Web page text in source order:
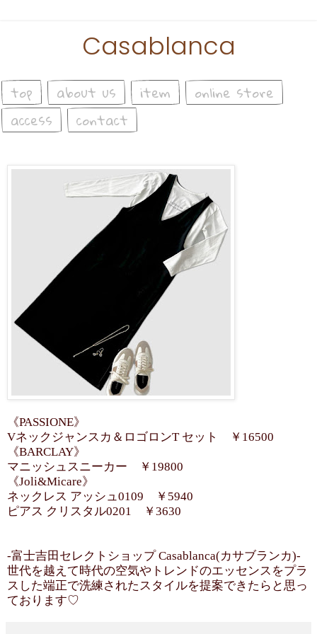
Casablanca
top about us item
online store
access
contact
《PASSIONE》
Vネックジャンスカ＆ロゴロンT セット ￥16500
《BARCLAY》
マニッシュスニーカー ￥19800
《Joli&Micare》
ネックレス アッシュ0109 ￥5940
ピアス クリスタル0201 ￥3630
-富士吉田セレクトショップ Casablanca(カサブランカ)-
世代を越えて時代の空気やトレンドのエッセンスをプラ
スした端正で洗練されたスタイルを提案できたらと思っ
ております♡